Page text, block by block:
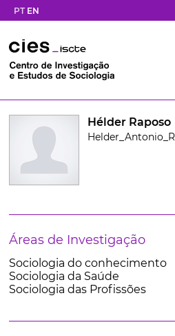
PT EN
Hélder Raposo
Áreas de Investigação
Sociologia do conhecimento
Sociologia da Saúde
Sociologia das Profissões